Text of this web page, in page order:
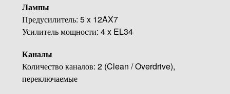
Лампы
Предусилитель: 5 x 12AX7
Усилитель мощности: 4 x EL34
Каналы
Количество каналов: 2 (Clean / Overdrive),
переключаемые